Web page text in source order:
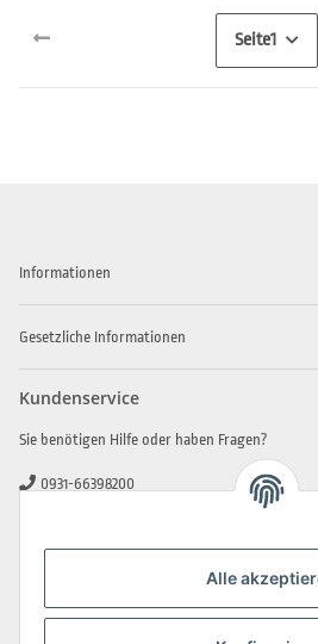
Alle
Seite1
Informationen
Gesetzliche Informationen
Kundenservice
Sie benötigen Hilfe oder haben Fragen?
0931-66398200
info@beamerlampe-guenstiger.de
Sicher Einkaufen